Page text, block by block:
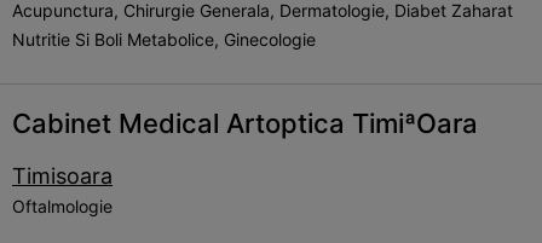
Acupunctura, Chirurgie Generala, Dermatologie, Diabet Zaharat
Nutritie Si Boli Metabolice, Ginecologie
Cabinet Medical Artoptica TimiªOara
Timisoara
Oftalmologie